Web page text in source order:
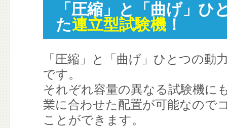
「圧縮」と「曲げ」ひ
た連立型試験機 ！
「圧縮」と「曲げ」ひとつの動
です。
それぞれ容量の異なる試験機に
業に合わせた配置が可能なので
ことができます。